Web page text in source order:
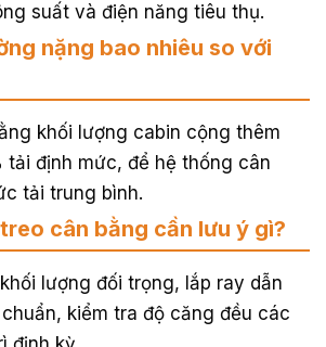
suất và điện năng tiêu thụ.
nặng bao nhiêu so với
khối lượng cabin cộng thêm
tải định mức, để hệ thống cân
tải trung bình.
cân bằng cần lưu ý gì?
lượng đối trọng, lắp ray dẫn
kiểm tra độ căng đều các